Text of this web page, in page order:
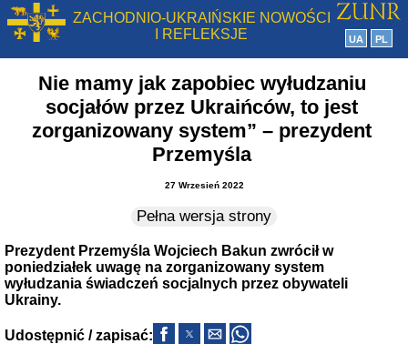
ZACHODNIO-UKRAIŃSKIE NOWOŚCI
I REFLEKSJE
UA PL
Nie mamy jak zapobiec wyłudzaniu
socjałów przez Ukraińców, to jest
zorganizowany system” – prezydent
Przemyśla
27 Wrzesień 2022
Pełna wersja strony
Prezydent Przemyśla Wojciech Bakun zwrócił w
poniedziałek uwagę na zorganizowany system
wyłudzania świadczeń socjalnych przez obywateli
Ukrainy.
Udostępnić / zapisać: